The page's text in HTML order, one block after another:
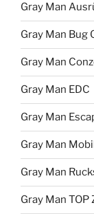
Gray Man
Gray Man Bug
Gray Man
Gray Man EDC
Gray Man
Gray Man
Gray Man
Gray Man